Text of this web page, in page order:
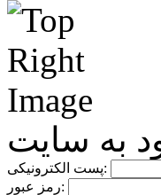
به سایت
پست الکترونیکی:
رمز عبور: